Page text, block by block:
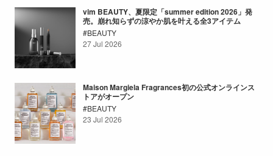
vim BEAUTY、夏限定「summer edition 2026」発
売。崩れ知らずの涼やか肌を叶える全3アイテム
BEAUTY
27 Jul 2026
Maison Margiela Fragrances初の公式オンラインス
トアがオープン
BEAUTY
23 Jul 2026